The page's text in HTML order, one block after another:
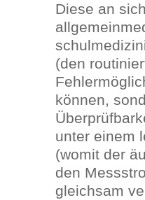
Diese an
(den
können,
unter einem
(womit der
den
gleichsam